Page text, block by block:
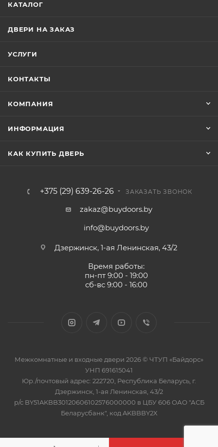
КАТАЛОГ
ДВЕРИ НА ЗАКАЗ
УСЛУГИ
КОНТАКТЫ
КОМПАНИЯ
ИНФОРМАЦИЯ
КАК КУПИТЬ ДВЕРЬ
+375 (29) 639-26-26 ЗАКАЗАТЬ ЗВОНОК
zakaz@buydoors.by
info@buydoors.by
Дзержинск, 1-ая Ленинская, 43/2
Время работы:
пн-пт 9:00 - 19:00
сб-вс 9:00 - 16:00
Межкомнатные и входные двери 2026 © ЧТУП «Байдорс»
УНП 691615041
Юр./почтовый адрес: 222720, Республика Беларусь, г.
Дзержинск, 1-ая Ленинская, 43/2
р/с BY51AKBB30120606102576000000 в ЦБУ 606 ОАО "АСБ
Беларусбанк", код AKBBBY2X